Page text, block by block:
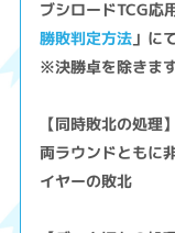
ブシロードTCG応
勝敗判定方法 」に
※決勝卓を除きま
【同時敗北の処理】
両ラウンドともに
イヤーの敗北